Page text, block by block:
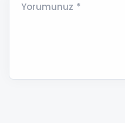
Yorumunuz *